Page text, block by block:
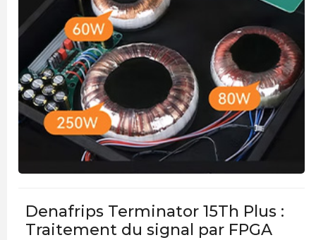
Denafrips Terminator 15Th Plus :
Traitement du signal par FPGA